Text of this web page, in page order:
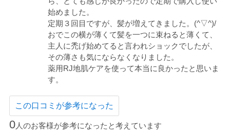
始めました。
定期３回目ですが、髪が増えてきました。(^▽^)/
おでこの横が薄くて髪を一つに束ねると薄くて、
主人に禿げ始めてると言われショックでしたが、
その薄さも気にならなくなりました。
薬用RJ地肌ケアを使って本当に良かったと思いま
す。
この口コミが参考になった
0人のお客様が参考になったと考えています